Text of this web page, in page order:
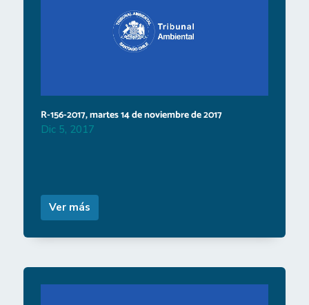
R-156-2017, martes 14 de noviembre de 2017
Dic 5, 2017
Ver más